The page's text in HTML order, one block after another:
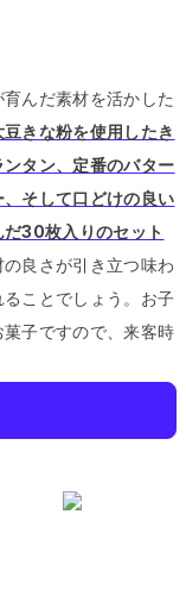
んだ素材を活かした
きな粉を使用したき
タン、定番のバター
そして口どけの良い
30枚入りのセット
良さが引き立つ味わ
ことでしょう。 お子
子ですので、来客時